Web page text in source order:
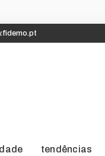
tendências